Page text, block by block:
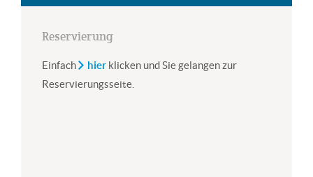
Reservierung
Einfach hier klicken und Sie gelangen zur
Reservierungsseite.